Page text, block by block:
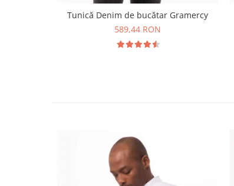
Tunică Denim de bucătar Gramercy
589,44 RON